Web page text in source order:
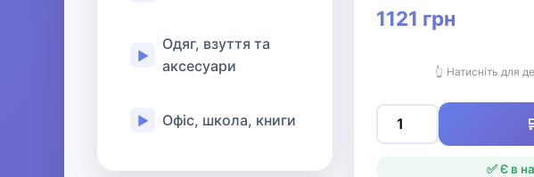
▶
Одяг, взуття та
аксесуари
▶ Офіс, школа, книги
1121 грн
👆 Натисніть для
✅ Є в